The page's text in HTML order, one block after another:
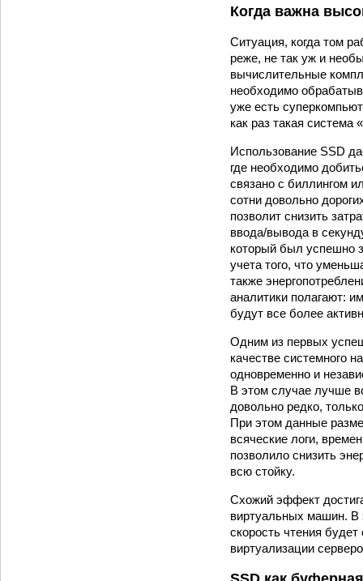
Когда важна
Ситуация, когда том
реже, не так уж и
вычислительные
необходимо
уже есть
как раз такая
Использование SSD
где необходимо
связано с биллингом
сотни довольно
позволит снизить
ввода/вывода в
который был успешно
учета того, что
также
аналитики полагают:
будут все более
Одним из первых
качестве системного
одновременно и
В этом случае лучше
довольно редко,
При этом данные
всяческие логи,
позволило снизить
всю стойку.
Схожий эффект
виртуальных машин. В
скорость чтения
виртуализации